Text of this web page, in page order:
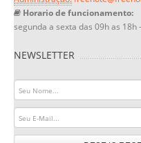
Horario de funcionamento:
segunda a sexta das 09h as 18h
NEWSLETTER